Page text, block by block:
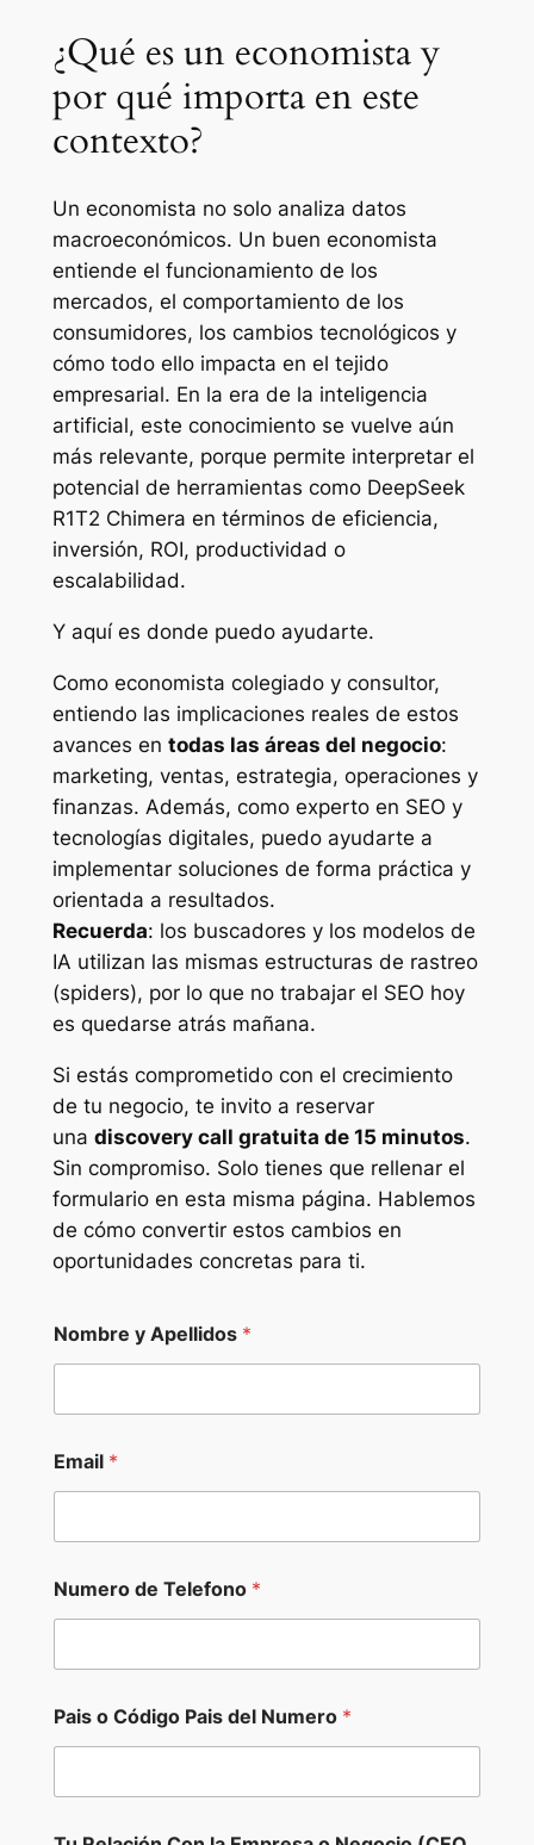
¿Qué es un economista y
por qué importa en este
contexto?
Un economista no solo analiza datos
macroeconómicos. Un buen economista
entiende el funcionamiento de los
mercados, el comportamiento de los
consumidores, los cambios tecnológicos y
cómo todo ello impacta en el tejido
empresarial. En la era de la inteligencia
artificial, este conocimiento se vuelve aún
más relevante, porque permite interpretar el
potencial de herramientas como DeepSeek
R1T2 Chimera en términos de eficiencia,
inversión, ROI, productividad o
escalabilidad.
Y aquí es donde puedo ayudarte.
Como economista colegiado y consultor,
entiendo las implicaciones reales de estos
avances en todas las áreas del negocio:
marketing, ventas, estrategia, operaciones y
finanzas. Además, como experto en SEO y
tecnologías digitales, puedo ayudarte a
implementar soluciones de forma práctica y
orientada a resultados.
Recuerda: los buscadores y los modelos de
IA utilizan las mismas estructuras de rastreo
(spiders), por lo que no trabajar el SEO hoy
es quedarse atrás mañana.
Si estás comprometido con el crecimiento
de tu negocio, te invito a reservar
una discovery call gratuita de 15 minutos.
Sin compromiso. Solo tienes que rellenar el
formulario en esta misma página. Hablemos
de cómo convertir estos cambios en
oportunidades concretas para ti.
P
a
Nombre y Apellidos *
Email *
Numero de Telefono *
Pais o Código Pais del Numero *